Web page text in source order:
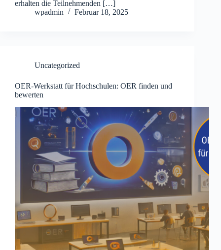
erhalten die Teilnehmenden […]
wpadmin
Februar 18, 2025
Uncategorized
OER-Werkstatt für Hochschulen: OER finden und
bewerten